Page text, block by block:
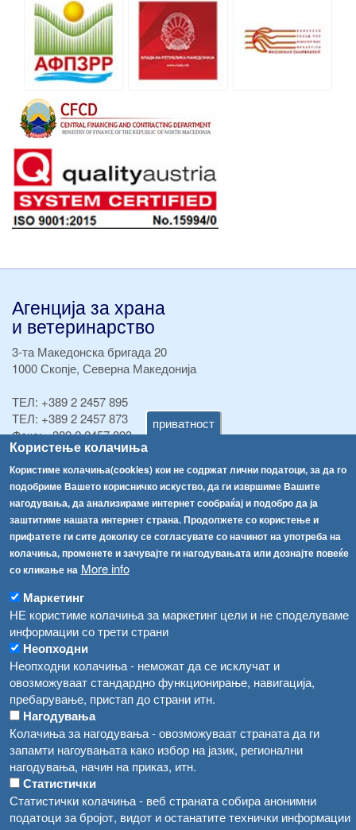
приватност
Користење колачиња
Користиме колачиња(cookies) кои не содржат лични податоци, за да го
подобриме Вашето корисничко искуство, да ги извршиме Вашите
нагодувања, да анализираме интернет сообраќај и подобро да ја
заштитиме нашата интернет страна. Продолжете со користење и
прифатете ги сите доколку се согласувате со начинот на употреба на
колачиња, променете и зачувајте ги нагодувањата или дознајте повеќе
со кликање на More info
Маркетинг
НЕ користиме колачиња за маркетинг цели и не споделуваме
информации со трети страни
Неопходни
Неопходни колачиња - неможат да се исклучат и
овозможуваат стандардно функционирање, навигација,
пребарување, пристап до страни итн.
Нагодувања
Колачиња за нагодувања - овозможуваат страната да ги
запамти нагоувањата како избор на јазик, регионални
нагодувања, начин на приказ, итн.
Статистички
Статистички колачиња - веб страната собира анонимни
податоци за бројот, видот и останатите технички информации
Агенција за храна
и ветеринарство
3-та Македонска бригада 20
1000 Скопје, Северна Македонија
ТЕЛ: +389 2 2457 895
ТЕЛ: +389 2 2457 873
Факс:+389 2 2457 893
Факс:+389 2 2457 871
info@fva.gov.mk
[АХВ-претходна страна]
Соопштенија
Република Бугарија ги засили официјалните контроли при увоз на свежо овошје и зеленчук
Високите температури ризик од труење со храна, опасни се и за животните
Водата во Гостивар може да се користи како техничка, продолжува испораката на флаширана вода
Во Гостивар спроведени 70 вонредни контроли
Забраната за водата во Гостивар останува на сила, операторите да користат само технички безбедна вода
Навигација
Архива
Регистри
Забрани